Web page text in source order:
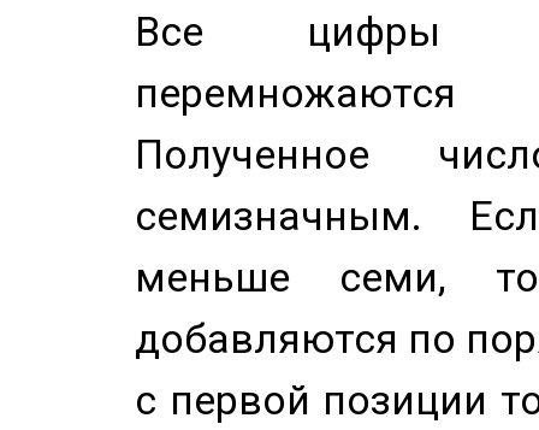
Все цифры
Полученное
семизначным.
меньше семи,
добавляются по
с первой позиции